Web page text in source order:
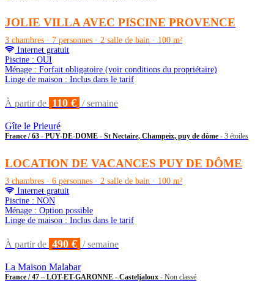
JOLIE VILLA AVEC PISCINE PROVENCE
3 chambres · 7 personnes · 2 salle de bain · 100 m²
Internet gratuit
Piscine : OUI
Ménage : Forfait obligatoire (voir conditions du propriétaire)
Linge de maison : Inclus dans le tarif
À partir de 110 € / semaine
Gîte le Prieuré
France / 63 - PUY-DE-DOME - St Nectaire, Champeix, puy de dôme - 3 étoiles
LOCATION DE VACANCES PUY DE DÔME
3 chambres · 6 personnes · 2 salle de bain · 100 m²
Internet gratuit
Piscine : NON
Ménage : Option possible
Linge de maison : Inclus dans le tarif
À partir de 490 € / semaine
La Maison Malabar
France / 47 – LOT-ET-GARONNE - Casteljaloux - Non classé